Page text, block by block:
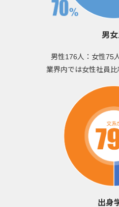
男
男性176人：女性75
業界内では女性社員比
出身